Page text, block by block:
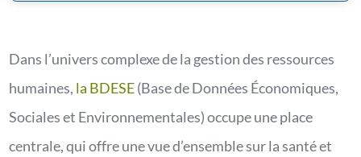
Dans l’univers complexe de la gestion des ressources
humaines, la BDESE(Base de Données Économiques,
Sociales et Environnementales) occupe une place
centrale, qui offre une vue d’ensemble sur la santé et